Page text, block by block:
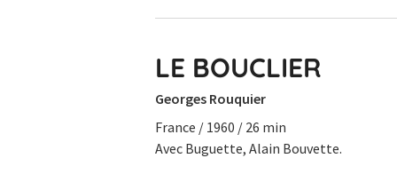
LE BOUCLIER
Georges Rouquier
France / 1960 / 26 min
Avec Buguette, Alain Bouvette.